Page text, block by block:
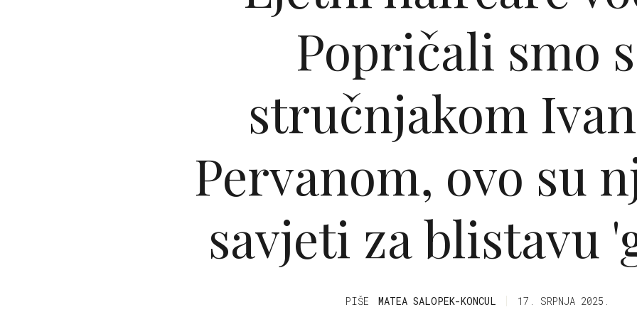
Popričali smo
stručnjakom
Pervanom, ovo su
savjeti za blistavu
PIŠE MATEA SALOPEK-KONCUL 17. SRPNJA 2025.